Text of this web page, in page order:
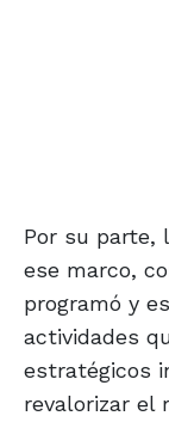
Por su parte,
ese marco,
programó y
actividades
estratégicos
revalorizar el